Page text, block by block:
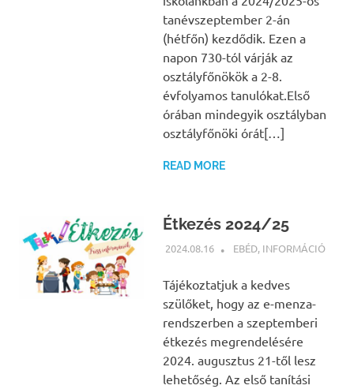
tanévszeptember 2-án
(hétfőn) kezdődik. Ezen a
napon 730-tól várják az
osztályfőnökök a 2-8.
évfolyamos tanulókat.Első
órában mindegyik osztályban
osztályfőnöki órát[…]
READ MORE
Étkezés 2024/25
2024.08.16 BÁRTFAI JUDIT
EBÉD, INFORMÁCIÓ
Tájékoztatjuk a kedves
szülőket, hogy az e-menza-
rendszerben a szeptemberi
étkezés megrendelésére
2024. augusztus 21-től lesz
lehetőség. Az első tanítási